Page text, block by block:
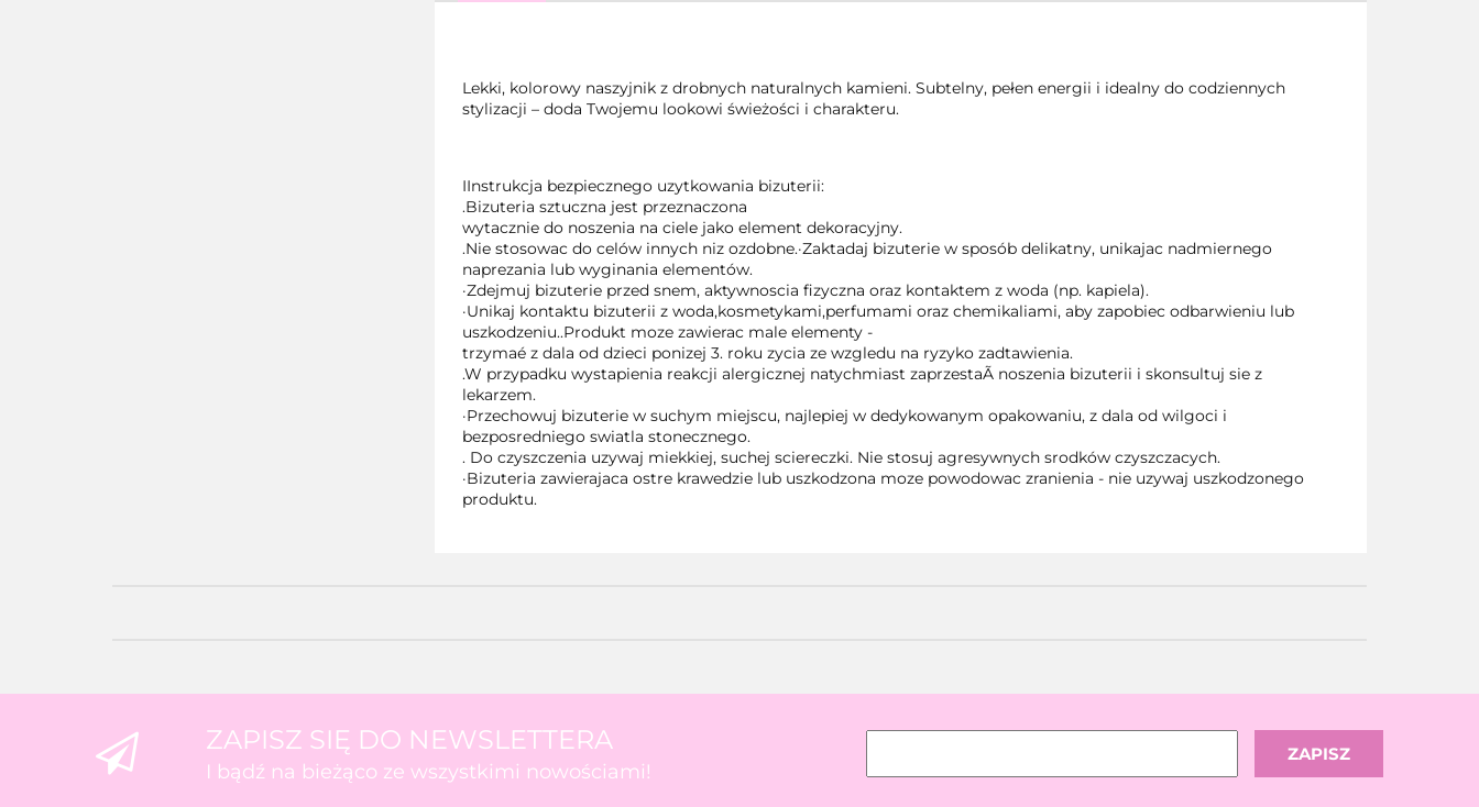
Lekki, kolorowy naszyjnik z drobnych naturalnych kamieni. Subtelny, pełen energii i idealny do codziennych
stylizacji – doda Twojemu lookowi świeżości i charakteru.
IInstrukcja bezpiecznego uzytkowania bizuterii:
.Bizuteria sztuczna jest przeznaczona
wytacznie do noszenia na ciele jako element dekoracyjny.
.Nie stosowac do celów innych niz ozdobne.·Zaktadaj bizuterie w sposób delikatny, unikajac nadmiernego
naprezania lub wyginania elementów.
·Zdejmuj bizuterie przed snem, aktywnoscia fizyczna oraz kontaktem z woda (np. kapiela).
·Unikaj kontaktu bizuterii z woda,kosmetykami,perfumami oraz chemikaliami, aby zapobiec odbarwieniu lub
uszkodzeniu..Produkt moze zawierac male elementy -
trzymaé z dala od dzieci ponizej 3. roku zycia ze wzgledu na ryzyko zadtawienia.
.W przypadku wystapienia reakcji alergicznej natychmiast zaprzestaÃ noszenia bizuterii i skonsultuj sie z
lekarzem.
·Przechowuj bizuterie w suchym miejscu, najlepiej w dedykowanym opakowaniu, z dala od wilgoci i
bezposredniego swiatla stonecznego.
. Do czyszczenia uzywaj miekkiej, suchej sciereczki. Nie stosuj agresywnych srodków czyszczacych.
·Bizuteria zawierajaca ostre krawedzie lub uszkodzona moze powodowac zranienia - nie uzywaj uszkodzonego
produktu.
ZAPISZ SIĘ DO NEWSLETTERA
I bądź na bieżąco ze wszystkimi nowościami!